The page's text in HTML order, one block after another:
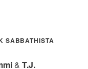
SABBATHISTA
&T.J.